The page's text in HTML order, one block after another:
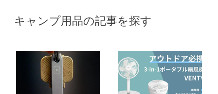
キャンプ用品の記事を探す